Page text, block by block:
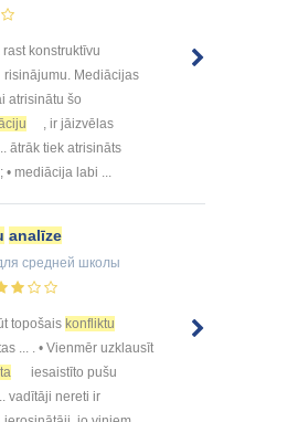
rast konstruktīvu
risinājumu. Mediācijas
atrisinātu šo
, ir jāizvēlas
ātrāk tiek atrisināts
; • mediācija labi ...
analīze
средней школы
topošais konfliktu
... . • Vienmēr uzklausīt
iesaistīto pušu
vadītāji nereti ir